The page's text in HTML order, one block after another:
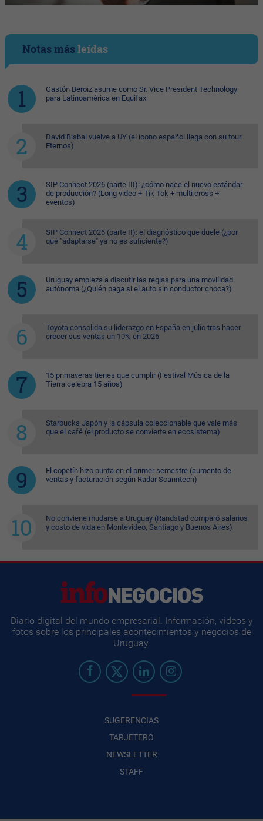
Notas másleídas
Gastón Beroiz asume como Sr. Vice President Technology
para Latinoamérica en Equifax
David Bisbal vuelve a UY (el ícono español llega con su tour
Eternos)
SIP Connect 2026 (parte III): ¿cómo nace el nuevo estándar
de producción? (Long video + Tik Tok + multi cross +
eventos)
SIP Connect 2026 (parte II): el diagnóstico que duele (¿por
qué "adaptarse" ya no es suficiente?)
Uruguay empieza a discutir las reglas para una movilidad
autónoma (¿Quién paga si el auto sin conductor choca?)
Toyota consolida su liderazgo en España en julio tras hacer
crecer sus ventas un 10% en 2026
15 primaveras tienes que cumplir (Festival Música de la
Tierra celebra 15 años)
Starbucks Japón y la cápsula coleccionable que vale más
que el café (el producto se convierte en ecosistema)
El copetín hizo punta en el primer semestre (aumento de
ventas y facturación según Radar Scanntech)
No conviene mudarse a Uruguay (Randstad comparó salarios
y costo de vida en Montevideo, Santiago y Buenos Aires)
Diario digital del mundo empresarial. Información, videos y
fotos sobre los principales acontecimientos y negocios de
Uruguay.
SUGERENCIAS
TARJETERO
NEWSLETTER
STAFF